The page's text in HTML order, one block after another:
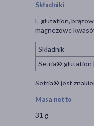
Składniki
L-glutation,
magnezowe
Składnik
Setria® glutation
Setria® jest
Masa netto
31 g